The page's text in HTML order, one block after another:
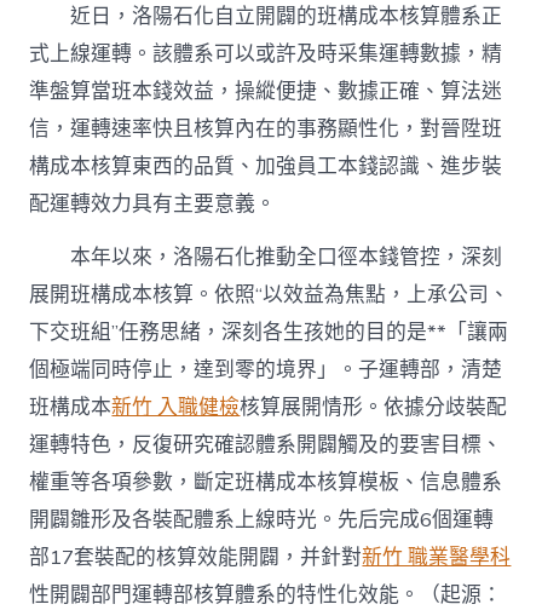
近日，洛陽石化自立開闢的班構成本核算體系正
式上線運轉。該體系可以或許及時采集運轉數據，精
準盤算當班本錢效益，操縱便捷、數據正確、算法迷
信，運轉速率快且核算內在的事務顯性化，對晉陞班
構成本核算東西的品質、加強員工本錢認識、進步裝
配運轉效力具有主要意義。
本年以來，洛陽石化推動全口徑本錢管控，深刻
展開班構成本核算。依照“以效益為焦點，上承公司、
下交班組”任務思緒，深刻各生孩她的目的是**「讓兩
個極端同時停止，達到零的境界」。子運轉部，清楚
班構成本新竹 入職健檢核算展開情形。依據分歧裝配
運轉特色，反復研究確認體系開闢觸及的要害目標、
權重等各項參數，斷定班構成本核算模板、信息體系
開闢雛形及各裝配體系上線時光。先后完成6個運轉
部17套裝配的核算效能開闢，并針對新竹 職業醫學科
性開闢部門運轉部核算體系的特性化效能。（起源：